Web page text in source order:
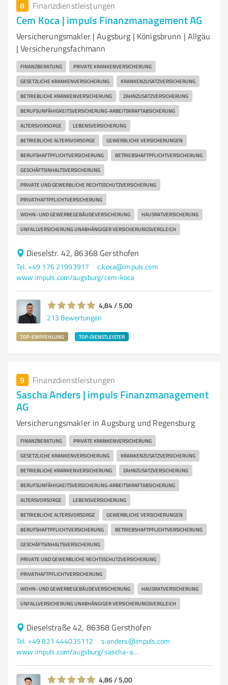
8 Finanzdienstleistungen
Cem Koca | impuls Finanzmanagement AG
Versicherungsmakler | Augsburg | Königsbrunn | Allgäu
| Versicherungsfachmann
FINANZBERATUNG PRIVATE KRANKENVERSICHERUNG
GESETZLICHE KRANKENVERSICHERUNG KRANKENZUSATZVERSICHERUNG
BETRIEBLICHE KRANKENVERSICHERUNG ZAHNZUSATZVERSICHERUNG
BERUFSUNFÄHIGKEITSVERSICHERUNG-ARBEITSKRAFTABSICHERUNG
ALTERSVORSORGE LEBENSVERSICHERUNG
BETRIEBLICHE ALTERSVORSORGE GEWERBLICHE VERSICHERUNGEN
BERUFSHAFTPFLICHTVERSICHERUNG BETRIEBSHAFTPFLICHTVERSICHERUNG
GESCHÄFTSINHALTSVERSICHERUNG
PRIVATE UND GEWERBLICHE RECHTSSCHUTZVERSICHERUNG
PRIVATHAFTPFLICHTVERSICHERUNG
WOHN- UND GEWERBEGEBÄUDEVERSICHERUNG HAUSRATVERSICHERUNG
UNFALLVERSICHERUNG UNABHÄNGIGER VERSICHERUNGSVERGLEICH
Dieselstr. 42, 86368 Gersthofen
Tel. +49 176 21993917
c.koca@impuls.com
www.impuls.com/augsburg/cem-koca
4,84 / 5,00
213 Bewertungen
TOP-EMPFEHLUNG TOP-DIENSTLEISTER
9 Finanzdienstleistungen
Sascha Anders | impuls Finanzmanagement
AG
Versicherungsmakler in Augsburg und Regensburg
FINANZBERATUNG PRIVATE KRANKENVERSICHERUNG
GESETZLICHE KRANKENVERSICHERUNG KRANKENZUSATZVERSICHERUNG
BETRIEBLICHE KRANKENVERSICHERUNG ZAHNZUSATZVERSICHERUNG
BERUFSUNFÄHIGKEITSVERSICHERUNG-ARBEITSKRAFTABSICHERUNG
ALTERSVORSORGE LEBENSVERSICHERUNG
BETRIEBLICHE ALTERSVORSORGE GEWERBLICHE VERSICHERUNGEN
BERUFSHAFTPFLICHTVERSICHERUNG BETRIEBSHAFTPFLICHTVERSICHERUNG
GESCHÄFTSINHALTSVERSICHERUNG
PRIVATE UND GEWERBLICHE RECHTSSCHUTZVERSICHERUNG
PRIVATHAFTPFLICHTVERSICHERUNG
WOHN- UND GEWERBEGEBÄUDEVERSICHERUNG HAUSRATVERSICHERUNG
UNFALLVERSICHERUNG UNABHÄNGIGER VERSICHERUNGSVERGLEICH
Dieselstraße 42, 86368 Gersthofen
Tel. +49 821 444035112
s.anders@impuls.com
www.impuls.com/augsburg/sascha-anders
4,86 / 5,00